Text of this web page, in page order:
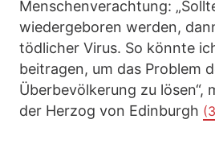
Menschenverachtung:
wiedergeboren werden,
tödlicher Virus. So könnte
beitragen, um das Problem
Überbevölkerung zu lösen“,
der Herzog von Edinburgh